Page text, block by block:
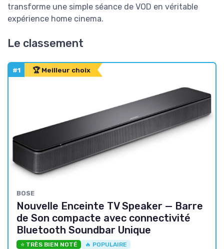
transforme une simple séance de VOD en véritable
expérience home cinema.
Le classement
#1 🏆 Meilleur choix
BOSE
Nouvelle Enceinte TV Speaker — Barre
de Son compacte avec connectivité
Bluetooth Soundbar Unique
⭐ TRÈS BIEN NOTÉ 🔥 POPULAIRE